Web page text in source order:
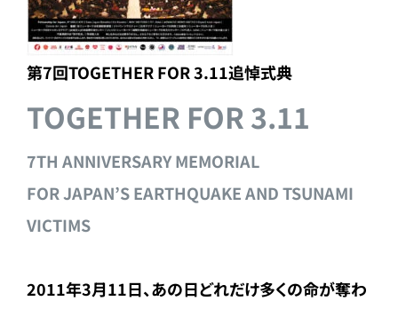
第7回TOGETHER FOR 3.11追悼式典
TOGETHER FOR 3.11
7TH ANNIVERSARY MEMORIAL
FOR JAPAN’S EARTHQUAKE AND TSUNAMI
VICTIMS
2011年3月11日、あの日どれだけ多くの命が奪わ